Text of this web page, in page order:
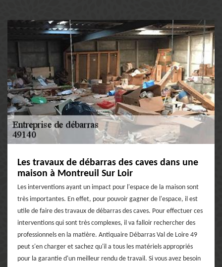
Les travaux de débarras des caves dans une
maison à Montreuil Sur Loir
Les interventions ayant un impact pour l'espace de la maison sont
très importantes. En effet, pour pouvoir gagner de l'espace, il est
utile de faire des travaux de débarras des caves. Pour effectuer ces
interventions qui sont très complexes, il va falloir rechercher des
professionnels en la matière. Antiquaire Débarras Val de Loire 49
peut s'en charger et sachez qu'il a tous les matériels appropriés
pour la garantie d'un meilleur rendu de travail. Si vous avez besoin